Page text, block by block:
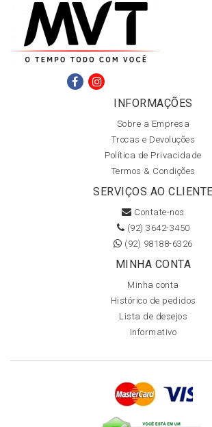
INFORMAÇÕES
Sobre a Empresa
Trocas e Devoluções
Política de Privacidade
Termos & Condições
SERVIÇOS AO CLIENTE
Contate-nos
(92) 3642-3450
(92) 98188-6326
MINHA CONTA
Minha conta
Histórico de pedidos
Lista de desejos
Informativo